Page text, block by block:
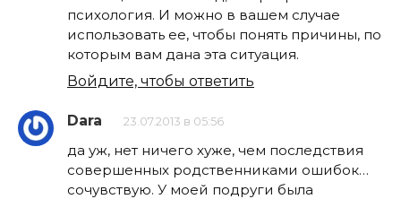
психология. И можно в вашем случае
использовать ее, чтобы понять причины, по
которым вам дана эта ситуация.
Войдите, чтобы ответить
Dara 23.07.2013 в 05:56
да уж, нет ничего хуже, чем последствия
совершенных родственниками ошибок…
сочувствую. У моей подруги была